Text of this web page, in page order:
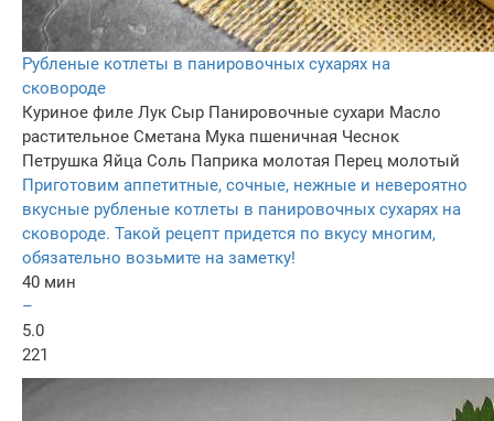
Рубленые котлеты в панировочных сухарях на
сковороде
Куриное филе Лук Сыр Панировочные сухари Масло
растительное Сметана Мука пшеничная Чеснок
Петрушка Яйца Соль Паприка молотая Перец молотый
Приготовим аппетитные, сочные, нежные и невероятно
вкусные рубленые котлеты в панировочных сухарях на
сковороде. Такой рецепт придется по вкусу многим,
обязательно возьмите на заметку!
40 мин
–
5.0
221